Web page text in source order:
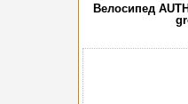
Велосипед